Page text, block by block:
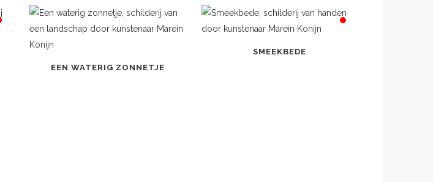
EEN WATERIG ZONNETJE
SMEEKBEDE